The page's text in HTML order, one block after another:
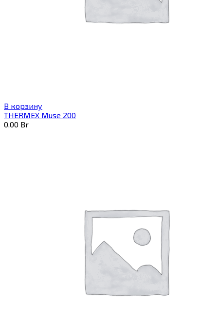
В корзину
THERMEX Muse 200
0,00 Br